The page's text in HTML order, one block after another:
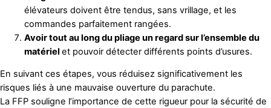
élévateurs doivent être tendus, sans vrillage, et les
commandes parfaitement rangées.
Avoir tout au long du pliage un regard sur l’ensemble du
matériel et pouvoir détecter différents points d’usures.
En suivant ces étapes, vous réduisez significativement les
risques liés à une mauvaise ouverture du parachute.
La FFP souligne l’importance de cette rigueur pour la sécurité de